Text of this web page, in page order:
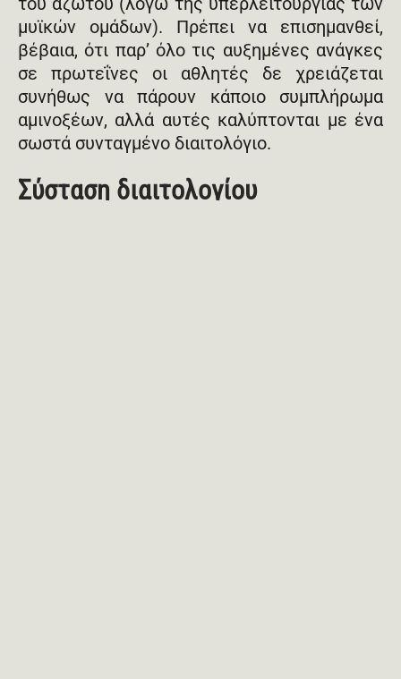
μυϊκών ομάδων). Πρέπει να επισημανθεί,
βέβαια, ότι παρ’ όλο τις αυξημένες ανάγκες
σε πρωτεΐνες οι αθλητές δε χρειάζεται
συνήθως να πάρουν κάποιο συμπλήρωμα
αμινοξέων, αλλά αυτές καλύπτονται με ένα
σωστά συνταγμένο διαιτολόγιο.
Σύσταση διαιτολογίου